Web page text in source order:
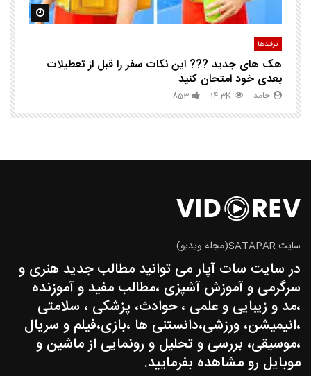
مشاهده
ترفندها
هک های جدید ??️? این نکات سفر را قبل از تعطیلات
بعدی خود امتحان کنید
حامد 14.3K
853
مشاهده بعدا
سایت SATAPAR(مجله ویدیو)
در سایت سات آپار می توانید مطالب جدید هنری و
سرگرمی و آموزش آشپزی ،مطالب مفید و آموزنده
،مد و زیبایی و علمی ، حوادث، پزشکی ، سلامتی
،انیمیشن، ورزشی،دانستنی ها ،بازی،فیلم و سریال
،موسیقی، بررسی و تحلیل و رونمایی از ماشین و
موبایل رو مشاهده بفرمایید.